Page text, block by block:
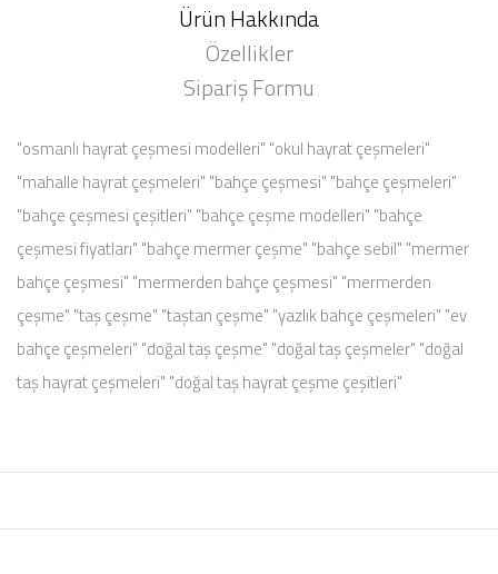
Ürün Hakkında
Özellikler
Sipariş Formu
"osmanlı hayrat çeşmesi modelleri" "okul hayrat çeşmeleri"
"mahalle hayrat çeşmeleri" "bahçe çeşmesi" "bahçe çeşmeleri"
"bahçe çeşmesi çeşitleri" "bahçe çeşme modelleri" "bahçe
çeşmesi fiyatları" "bahçe mermer çeşme" "bahçe sebil" "mermer
bahçe çeşmesi" "mermerden bahçe çeşmesi" "mermerden
çeşme" "taş çeşme" "taştan çeşme" "yazlık bahçe çeşmeleri" "ev
bahçe çeşmeleri" "doğal taş çeşme" "doğal taş çeşmeler" "doğal
taş hayrat çeşmeleri" "doğal taş hayrat çeşme çeşitleri"